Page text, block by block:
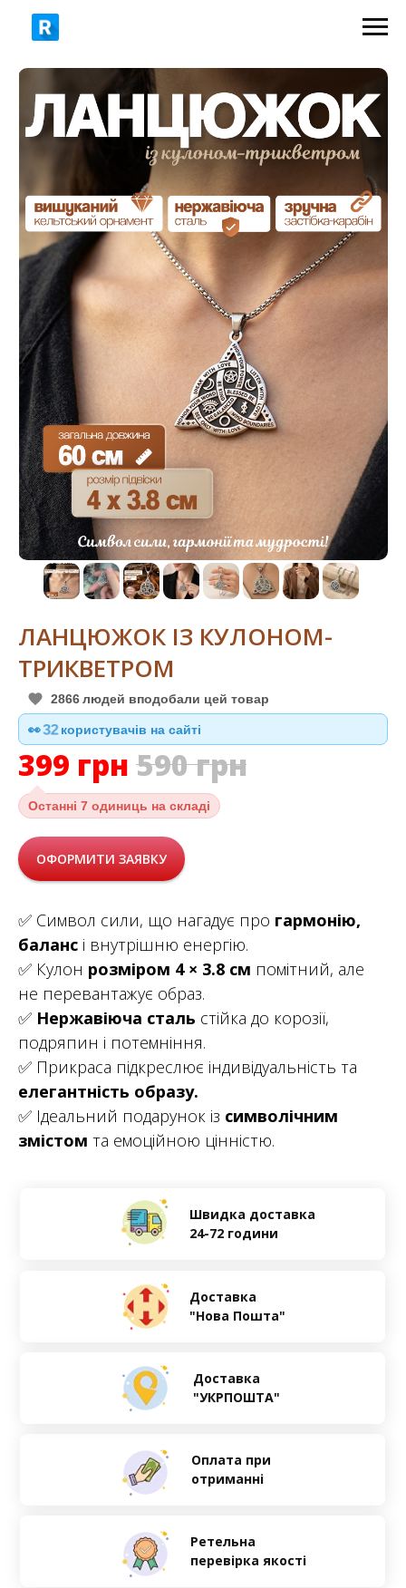
399 грн
ЛАНЦЮЖОК ІЗ КУЛОНОМ-
ТРИКВЕТРОМ
2866 людей вподобали цей товар
👀32 користувачів на сайті
399 грн 590грн
Останні 7 одиниць на складі
ОФОРМИТИ ЗАЯВКУ
✅ Символ сили, що нагадує про гармонію,
баланс і внутрішню енергію.
✅ Кулон розміром 4 × 3.8 см помітний, але
не перевантажує образ.
✅ Нержавіюча сталь стійка до корозії,
подряпин і потемніння.
✅ Прикраса підкреслює індивідуальність та
елегантність образу.
✅ Ідеальний подарунок із символічним
змістом та емоційною цінністю.
Оплата при
отриманні
Ретельна
перевірка якості
Швидка доставка
24-72 години
Доставка
"Нова Пошта"
Доставка
"УКРПОШТА"